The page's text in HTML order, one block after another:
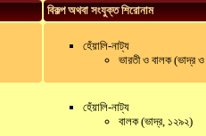
বিকল্প অথবা সংযুক্ত শিরোনাম
হেঁয়ালি-নাট্য
ভারতী ও বালক (ভাদ্র
হেঁয়ালি-নাট্য
বালক (ভাদ্র, ১২৯২)